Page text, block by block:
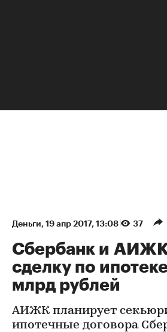
Деньги⁠, 19 апр 2017, 13:08 37
Сбербанк и АИЖК
сделку по
млрд рублей
АИЖК планирует
ипотечные договора